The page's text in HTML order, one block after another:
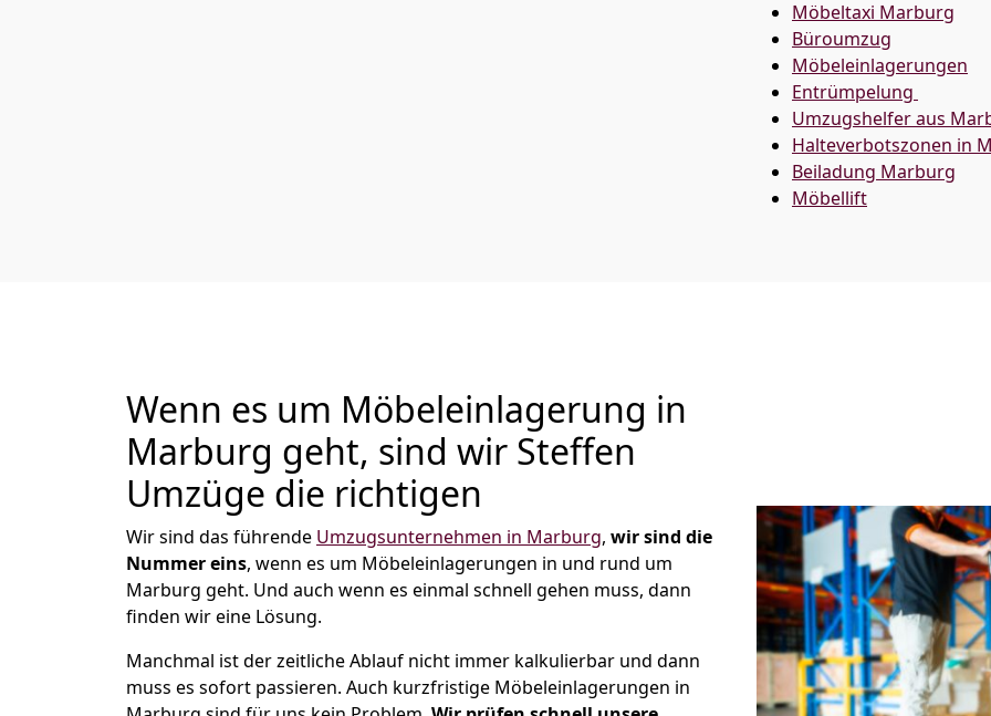
Möbeltaxi Marburg
Büroumzug
Möbeleinlagerungen
Entrümpelung
Umzugshelfer aus
Halteverbotszonen in
Beiladung Marburg
Möbellift
Wenn es um Möbeleinlagerung in
Marburg geht, sind wir Steffen
Umzüge die richtigen
Wir sind das führende Umzugsunternehmen in Marburg, wir sind die
Nummer eins, wenn es um Möbeleinlagerungen in und rund um
Marburg geht. Und auch wenn es einmal schnell gehen muss, dann
finden wir eine Lösung.
Manchmal ist der zeitliche Ablauf nicht immer kalkulierbar und dann
muss es sofort passieren. Auch kurzfristige Möbeleinlagerungen in